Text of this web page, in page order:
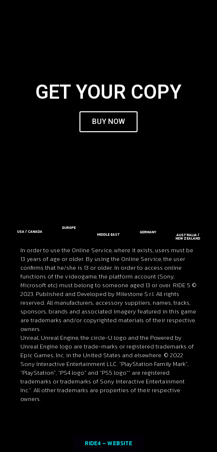
GET YOUR COPY
BUY NOW
USA / CANADA
EUROPE
MIDDLE EAST
GERMANY AUSTRALIA /
NEW ZEALAND
In order to use the Online Service, where it exists, users must be
13 years of age or older. By using the Online Service, the user
confirms that he/she is 13 or older. In order to access online
functions of the videogame, the platform account (Sony,
Microsoft etc) must belong to someone aged 13 or over. RIDE 5 ©
2023. Published and Developed by Milestone S.r.l. All rights
reserved. All manufacturers, accessory suppliers, names, tracks,
sponsors, brands and associated imagery featured in this game
are trademarks and/or copyrighted materials of their respective
owners.
Unreal, Unreal Engine, the circle-U logo and the Powered by
Unreal Engine logo are trade-marks or registered trademarks of
Epic Games, Inc. in the United States and elsewhere. © 2022
Sony Interactive Entertainment LLC. “PlayStation Family Mark”,
“PlayStation”, “PS4 logo” and “PS5 logo”” are registered
trademarks or trademarks of Sony Interactive Entertainment
Inc.”. All other trademarks are properties of their respective
owners.
RIDE4 – WEBSITE